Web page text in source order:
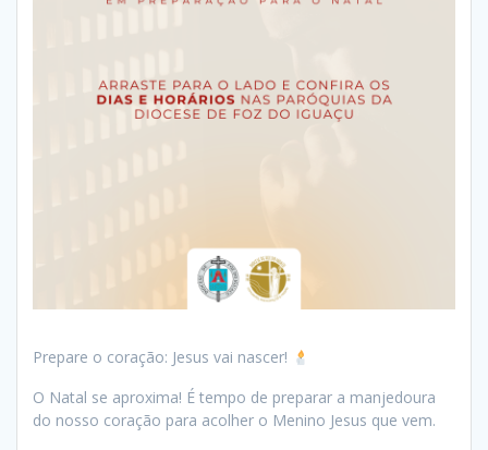
Prepare o coração: Jesus vai nascer!
O Natal se aproxima! É tempo de preparar a manjedoura
do nosso coração para acolher o Menino Jesus que vem.